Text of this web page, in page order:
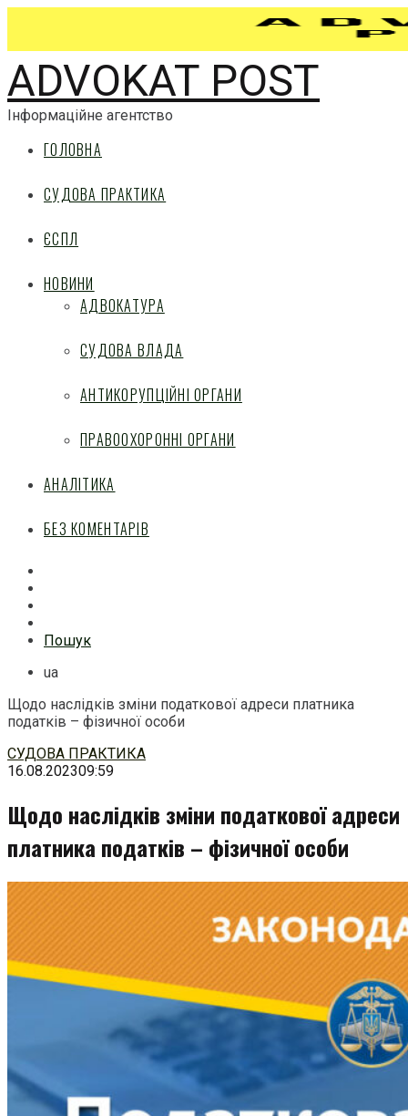
ADVOKAT POST
Інформаційне агентство
ГОЛОВНА
СУДОВА ПРАКТИКА
ЄСПЛ
НОВИНИ
АДВОКАТУРА
СУДОВА ВЛАДА
АНТИКОРУПЦІЙНІ ОРГАНИ
ПРАВООХОРОННІ ОРГАНИ
АНАЛІТИКА
БЕЗ КОМЕНТАРІВ
Пошук
ua
Щодо наслідків зміни податкової адреси платника
податків – фізичної особи
Перейти
до
СУДОВА ПРАКТИКА
16.08.202309:59
Щодо наслідків зміни податкової адреси
платника податків – фізичної особи